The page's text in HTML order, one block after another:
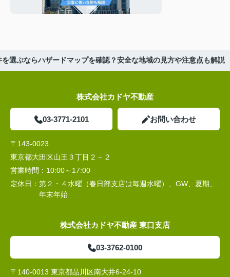
を選ぶならハザードマップを確認？安全な地域の見方や注意点も解説
株式会社カドヤ不動産
03-3771-2101 お問い合わせ
〒143-0023
東京都大田区山王３丁目２－２
営業時間： 10:00～17:00
定休日： 第２・４水曜（春日部支店は毎週水曜）、GW、夏期、
年末年始
株式会社カドヤ不動産 東口支店
03-3762-0100
〒140-0013 東京都品川区南大井6-24-10